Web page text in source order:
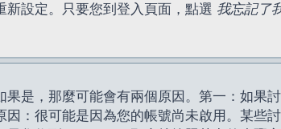
設定。只要您到登入頁面，點選 我忘記了
是，那麼可能會有兩個原因。第一：如果
：很可能是因為您的帳號尚未啟用。某些